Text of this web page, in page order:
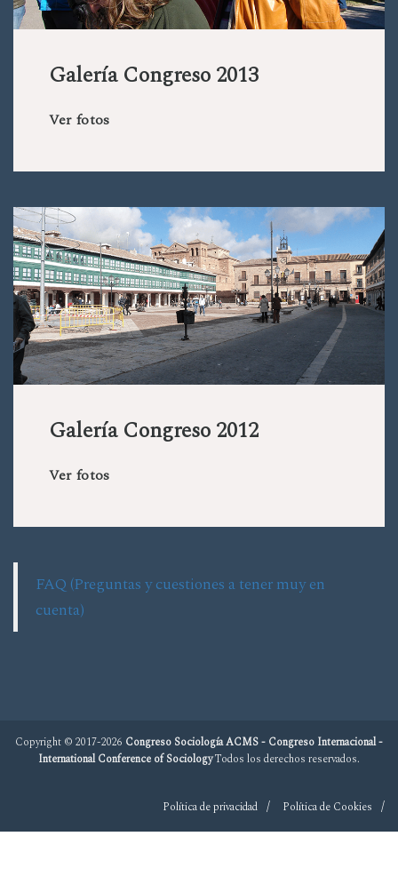
Galería Congreso 2013
Ver fotos
Galería Congreso 2012
Ver fotos
FAQ (Preguntas y cuestiones a tener muy en
cuenta)
Copyright © 2017-2026 Congreso Sociología ACMS - Congreso Internacional -
International Conference of SociologyTodos los derechos reservados.
Política de privacidad Política de Cookies